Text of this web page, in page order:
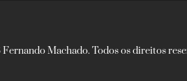
Machado. Todos os direitos